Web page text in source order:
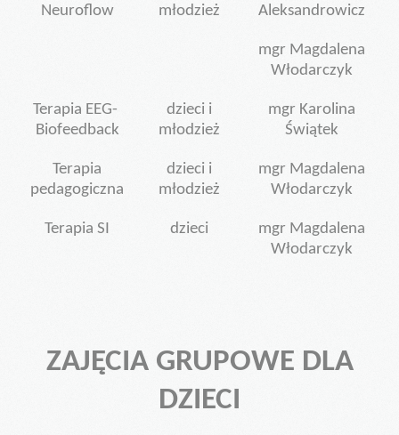
Neuroflow
młodzież
Aleksandrowicz
mgr Magdalena
Włodarczyk
Terapia EEG-
Biofeedback
dzieci i
młodzież
mgr Karolina
Świątek
Terapia
pedagogiczna
dzieci i
młodzież
mgr Magdalena
Włodarczyk
Terapia SI dzieci
mgr Magdalena
Włodarczyk
ZAJĘCIA GRUPOWE DLA
DZIECI